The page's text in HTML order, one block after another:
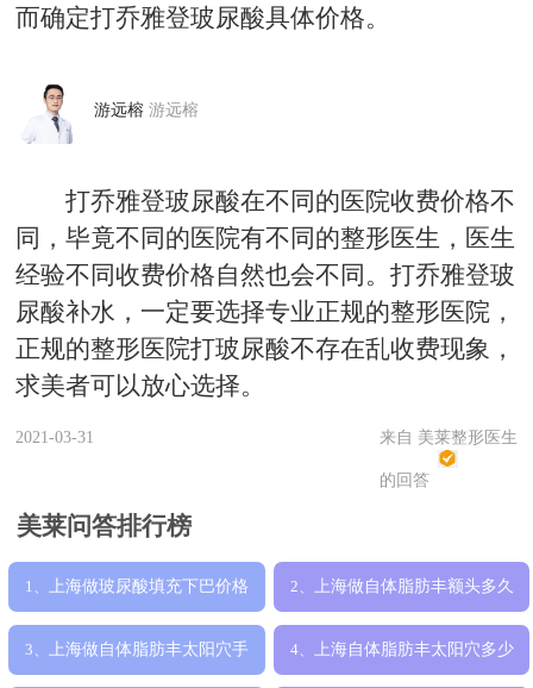
而确定打乔雅登玻尿酸具体价格。
游远榕游远榕
打乔雅登玻尿酸在不同的医院收费价格不
同，毕竟不同的医院有不同的整形医生，医生
经验不同收费价格自然也会不同。打乔雅登玻
尿酸补水，一定要选择专业正规的整形医院，
正规的整形医院打玻尿酸不存在乱收费现象，
求美者可以放心选择。
2021-03-31 来自 美莱整形医生
的回答
美莱问答排行榜
1、 上海做玻尿酸填充下巴价格
多少钱，费用
2、 上海做自体脂肪丰额头多久
才能消肿，一
3、 上海做自体脂肪丰太阳穴手 4、 上海自体脂肪丰太阳穴多少